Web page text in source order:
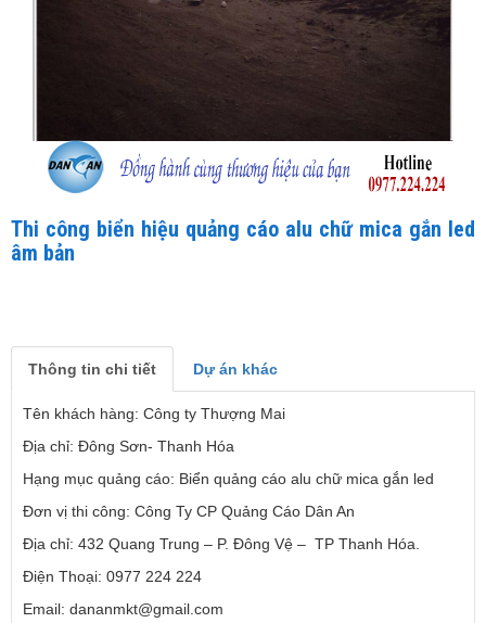
Thi công biển hiệu quảng cáo alu chữ mica gắn led
âm bản
Thông tin chi tiết Dự án khác
Tên khách hàng: Công ty Thượng Mai
Địa chỉ: Đông Sơn- Thanh Hóa
Hạng mục quảng cáo: Biển quảng cáo alu chữ mica gắn led
Đơn vị thi công: Công Ty CP Quảng Cáo Dân An
Địa chỉ: 432 Quang Trung – P. Đông Vệ – TP Thanh Hóa.
Điện Thoại: 0977 224 224
Email: dananmkt@gmail.com